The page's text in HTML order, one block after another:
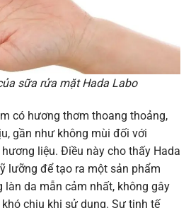
sữa rửa mặt Hada Labo
có hương thơm thoang thoảng,
gần như không mùi đối với
liệu. Điều này cho thấy Hada
lưỡng để tạo ra một sản phẩm
làn da mẫn cảm nhất, không gây
chịu khi sử dụng. Sự tinh tế